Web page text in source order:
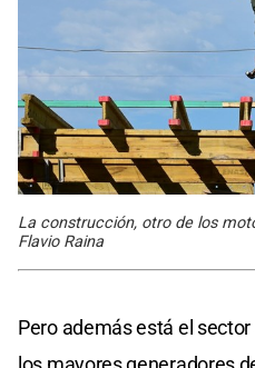
La construcción, otro de los
Flavio Raina
Pero además está el